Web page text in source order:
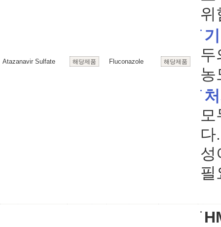
Atazanavir Sulfate 해당제품 Fluconazole 해당제품
위
두
농
다
성
필